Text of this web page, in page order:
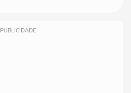
PUBLICIDADE